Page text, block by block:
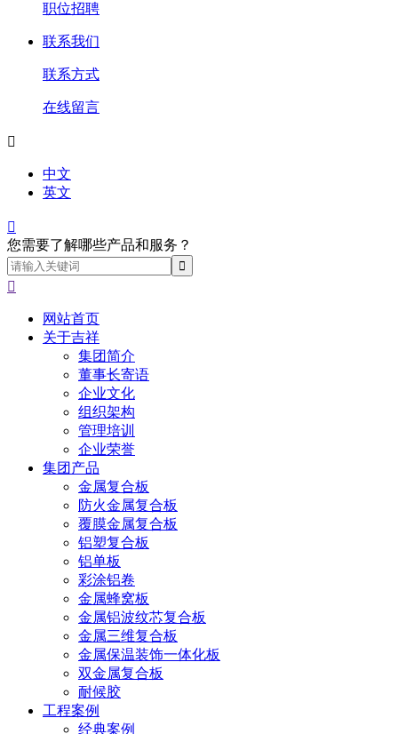
职位招聘
联系我们
联系方式
在线留言

中文
英文

您需要了解哪些产品和服务？

网站首页
关于吉祥
集团简介
董事长寄语
企业文化
组织架构
管理培训
企业荣誉
集团产品
金属复合板
防火金属复合板
覆膜金属复合板
铝塑复合板
铝单板
彩涂铝卷
金属蜂窝板
金属铝波纹芯复合板
金属三维复合板
金属保温装饰一体化板
双金属复合板
耐候胶
工程案例
经典案例